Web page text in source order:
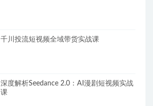
千川投流短视频全域带货实战课
深度解析Seedance 2.0：AI漫剧短视频实战
课